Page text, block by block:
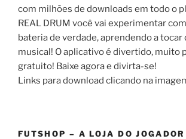
com milhões de downloads em todo o
REAL DRUM você vai experimentar
bateria de verdade, aprendendo a
musical! O aplicativo é divertido, muito
gratuito! Baixe agora e divirta-se!
Links para download clicando na
FUTSHOP – A LOJA DO JOGADOR